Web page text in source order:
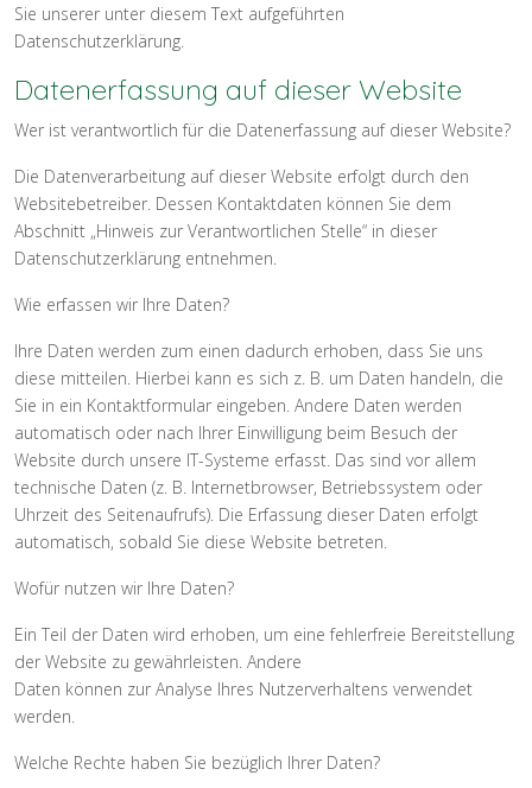
Sie unserer unter diesem Text aufgeführten
Datenschutzerklärung.
Datenerfassung auf dieser Website
Wer ist verantwortlich für die Datenerfassung auf dieser Website?
Die Datenverarbeitung auf dieser Website erfolgt durch den
Websitebetreiber. Dessen Kontaktdaten können Sie dem
Abschnitt „Hinweis zur Verantwortlichen Stelle“ in dieser
Datenschutzerklärung entnehmen.
Wie erfassen wir Ihre Daten?
Ihre Daten werden zum einen dadurch erhoben, dass Sie uns
diese mitteilen. Hierbei kann es sich z. B. um Daten handeln, die
Sie in ein Kontaktformular eingeben. Andere Daten werden
automatisch oder nach Ihrer Einwilligung beim Besuch der
Website durch unsere IT-Systeme erfasst. Das sind vor allem
technische Daten (z. B. Internetbrowser, Betriebssystem oder
Uhrzeit des Seitenaufrufs). Die Erfassung dieser Daten erfolgt
automatisch, sobald Sie diese Website betreten.
Wofür nutzen wir Ihre Daten?
Ein Teil der Daten wird erhoben, um eine fehlerfreie Bereitstellung
der Website zu gewährleisten. Andere
Daten können zur Analyse Ihres Nutzerverhaltens verwendet
werden.
Welche Rechte haben Sie bezüglich Ihrer Daten?